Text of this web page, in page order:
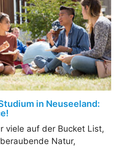
in Neuseeland:
viele auf der Bucket List,
Natur,